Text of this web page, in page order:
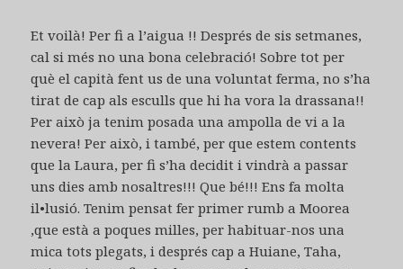
Et voilà! Per fi a l’aigua !! Després de sis setmanes,
cal si més no una bona celebració! Sobre tot per
què el capità fent us de una voluntat ferma, no s’ha
tirat de cap als esculls que hi ha vora la drassana!!
Per això ja tenim posada una ampolla de vi a la
nevera! Per això, i també, per que estem contents
que la Laura, per fi s’ha decidit i vindrà a passar
uns dies amb nosaltres!!! Que bé!!! Ens fa molta
il•lusió. Tenim pensat fer primer rumb a Moorea
,que està a poques milles, per habituar-nos una
mica tots plegats, i després cap a Huiane, Taha,